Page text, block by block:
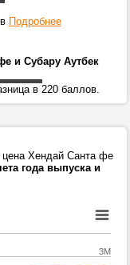
Подробнее
и Субару Аутбек
в 220 баллов.
цена Хендай Санта фе
года выпуска и
3M